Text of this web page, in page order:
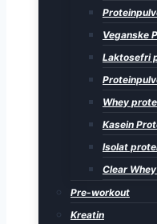
Veganske
Laktosefri
Whey
Kasein
Isolat
Clear
Pre-workout
Kreatin